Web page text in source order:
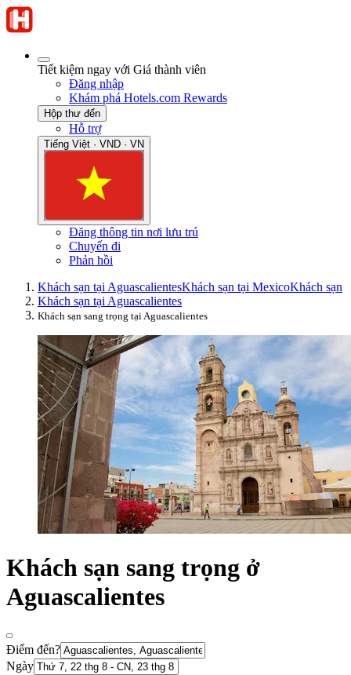
Tiết kiệm ngay với Giá thành viên
Đăng nhập
Khám phá Hotels.com Rewards
Hộp thư đến
Hỗ trợ
Tiếng Việt · VND · VN
Đăng thông tin nơi lưu trú
Chuyến đi
Phản hồi
Khách sạn tại AguascalientesKhách sạn tại MexicoKhách sạn
Khách sạn tại Aguascalientes
Khách sạn sang trọng tại Aguascalientes
Khách sạn sang trọng ở
Aguascalientes
Điểm đến?
Ngày